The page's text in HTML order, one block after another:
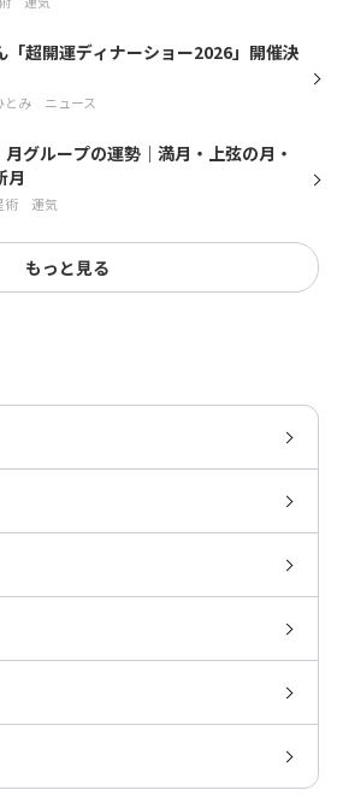
「超開運ディナーショー2026」開催決
とみ ニュース
グループの運勢｜満月・上弦の月・
月
術 運気
もっと見る